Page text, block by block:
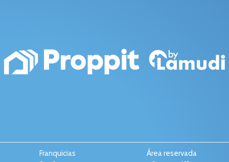
Franquicias
Área reservada